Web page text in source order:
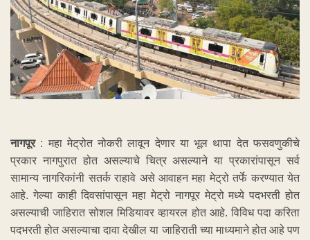
नागपूर: महा मेट्रोत नोकरी लावून देणार या भूल थापा देत फसवणुकीचे
प्रकार नागपुरात होत असल्याचे चित्र असल्याने या प्रकारांपासून सर्व
सामान्य नागरिकांनी सतर्क राहावे असे आवाहन महा मेट्रो तर्फे करण्यात येत
आहे. गेल्या काही दिवसांपासून महा मेट्रो नागपूर मेट्रो मध्ये पदभरती होत
असल्याची जाहिरात सोशल मिडियावर व्हायरल होत आहे. विविध पदा करिता
पदभरती होत असल्याचा दावा देखील या जाहिराती च्या माध्यमाने होत आहे पण